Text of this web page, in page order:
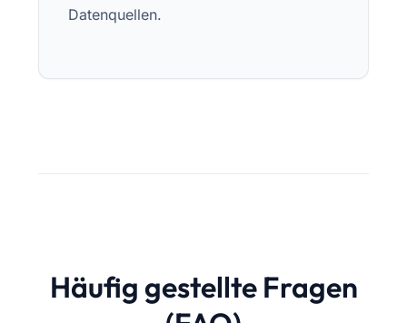
Datenquellen.
Häufig gestellte Fragen